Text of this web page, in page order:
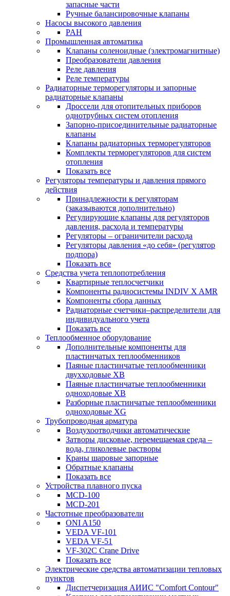
запасные части
Ручные балансировочные клапаны
Насосы высокого давления
PAH
Промышленная автоматика
Клапаны соленоидные (электромагнитные)
Преобразователи давления
Реле давления
Реле температуры
Радиаторные терморегуляторы и запорные
радиаторные клапаны
Дроссели для отопительных приборов
однотрубных систем отопления
Запорно-присоединительные радиаторные
клапаны
Клапаны радиаторных терморегуляторов
Комплекты терморегуляторов для систем
отопления
Показать все
Регуляторы температуры и давления прямого
действия
Принадлежности к регуляторам
(заказываются дополнительно)
Регулирующие клапаны для регуляторов
давления, расхода и температуры
Регуляторы – ограничители расхода
Регуляторы давления «до себя» (регулятор
подпора)
Показать все
Средства учета теплопотребления
Квартирные теплосчетчики
Компоненты радиосистемы INDIV X AMR
Компоненты сбора данных
Радиаторные счетчики–распределители для
индивидуального учета
Показать все
Теплообменное оборудование
Дополнительные компоненты для
пластинчатых теплообменников
Паяные пластинчатые теплообменники
двухходовые XB
Паяные пластинчатые теплообменники
одноходовые ХВ
Разборные пластинчатые теплообменники
одноходовые ХG
Трубопроводная арматура
Воздухоотводчики автоматические
Затворы дисковые, перемещаемая среда –
вода, гликолевые растворы
Краны шаровые запорные
Обратные клапаны
Показать все
Устройства плавного пуска
MCD-100
MCD-201
Частотные преобразователи
ONI A150
VEDA VF-101
VEDA VF-51
VF-302C Crane Drive
Показать все
Электрические средства автоматизации тепловых
пунктов
Диспетчеризация АИИС "Comfort Contour"